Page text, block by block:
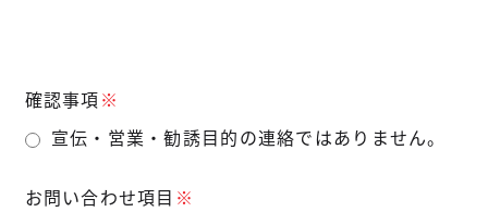
確認事項※
宣伝・営業・勧誘目的の連絡ではありません。
お問い合わせ項目 ※